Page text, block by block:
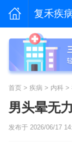
复禾疾
首页> 疾病 > 内科>
男头晕无
发布于 2026/06/17